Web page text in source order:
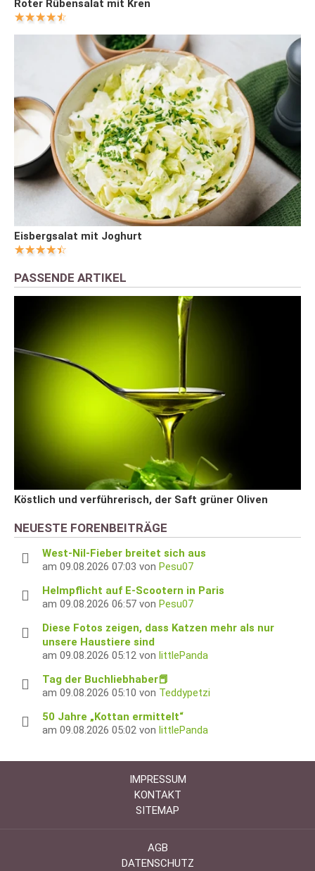
Roter Rübensalat mit Kren
Eisbergsalat mit Joghurt
PASSENDE ARTIKEL
Köstlich und verführerisch, der Saft grüner Oliven
NEUESTE FORENBEITRÄGE
West-Nil-Fieber breitet sich aus
am 09.08.2026 07:03 von Pesu07
Helmpflicht auf E-Scootern in Paris
am 09.08.2026 06:57 von Pesu07
Diese Fotos zeigen, dass Katzen mehr als nur
unsere Haustiere sind
am 09.08.2026 05:12 von littlePanda
Tag der Buchliebhaber📕
am 09.08.2026 05:10 von Teddypetzi
50 Jahre „Kottan ermittelt“
am 09.08.2026 05:02 von littlePanda
IMPRESSUM
KONTAKT
SITEMAP
AGB
DATENSCHUTZ